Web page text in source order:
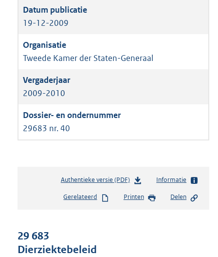
19-12-2009
Tweede Kamer der Staten-Generaal
2009-2010
29683 nr. 40
Authentieke versie (PDF)b
s
Informatie
Gerelateerd Printen Delen
29 683
Dierziektebeleid